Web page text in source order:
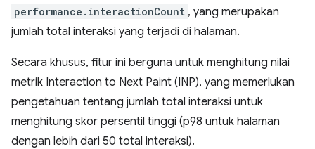
performance.interactionCount , yang merupakan
jumlah total interaksi yang terjadi di halaman.
Secara khusus, fitur ini berguna untuk menghitung nilai
metrik Interaction to Next Paint (INP), yang memerlukan
pengetahuan tentang jumlah total interaksi untuk
menghitung skor persentil tinggi (p98 untuk halaman
dengan lebih dari 50 total interaksi).